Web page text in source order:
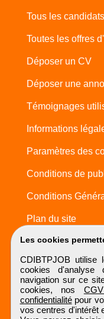
Les cookies
CDIBTPJOB
cookies d'analyse
navigation sur ce
cookies, nos
confidentialitépour
vos centres d'intérêt
Tous les candidats
Toutes les offres
Déposer un CV
Déposer une
Témoignages
Informations
Paramètres des
Conditions de
Conditions
Plan du site